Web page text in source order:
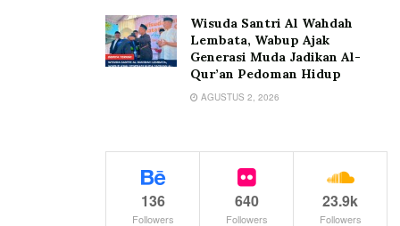
Wisuda Santri Al Wahdah
Lembata, Wabup Ajak
Generasi Muda Jadikan Al-
Qur’an Pedoman Hidup
AGUSTUS 2, 2026
136
Followers
640
Followers
23.9k
Followers